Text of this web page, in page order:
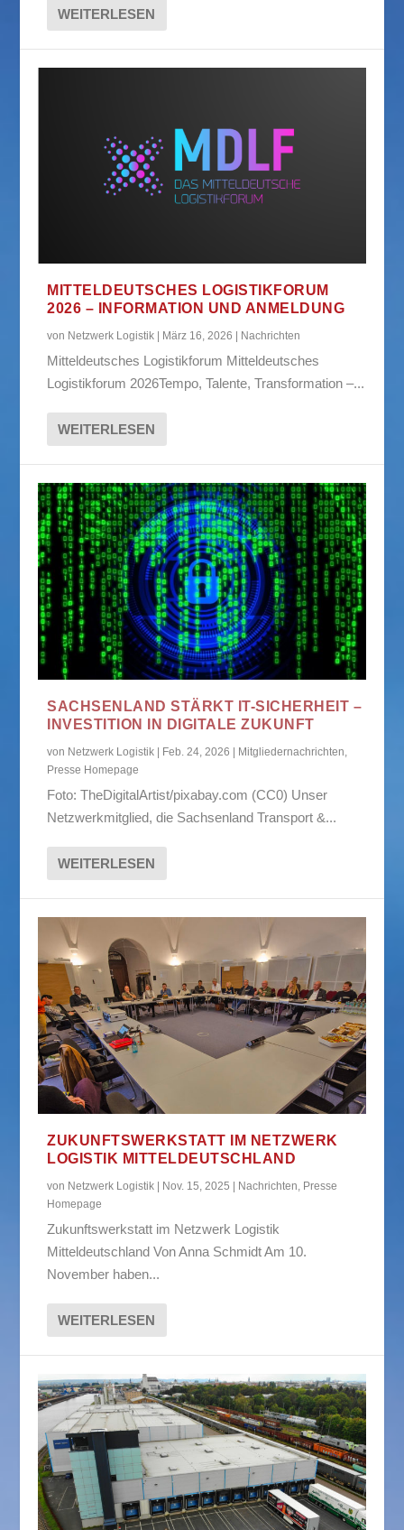
WEITERLESEN
MITTELDEUTSCHES LOGISTIKFORUM
2026 – INFORMATION UND ANMELDUNG
von Netzwerk Logistik März 16, 2026 Nachrichten
Mitteldeutsches Logistikforum Mitteldeutsches
Logistikforum 2026Tempo, Talente, Transformation –...
WEITERLESEN
SACHSENLAND STÄRKT IT-SICHERHEIT –
INVESTITION IN DIGITALE ZUKUNFT
von Netzwerk Logistik Feb. 24, 2026 Mitgliedernachrichten,
Presse Homepage
Foto: TheDigitalArtist/pixabay.com (CC0) Unser
Netzwerkmitglied, die Sachsenland Transport &...
WEITERLESEN
ZUKUNFTSWERKSTATT IM NETZWERK
LOGISTIK MITTELDEUTSCHLAND
von Netzwerk Logistik Nov. 15, 2025 Nachrichten, Presse
Homepage
Zukunftswerkstatt im Netzwerk Logistik
Mitteldeutschland Von Anna Schmidt Am 10.
November haben...
WEITERLESEN